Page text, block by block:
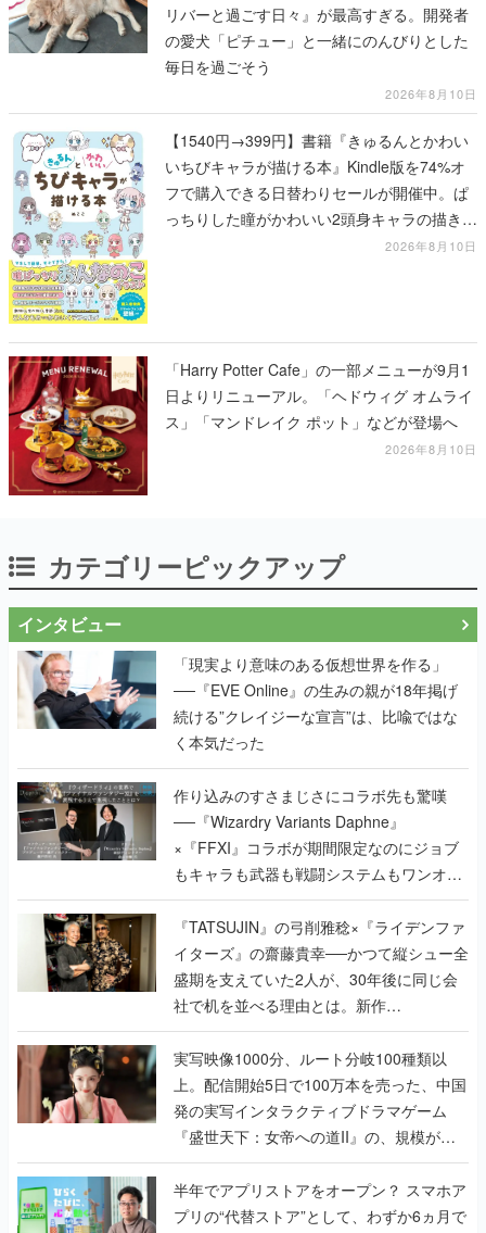
リバーと過ごす日々』が最高すぎる。開発者
の愛犬「ピチュー」と一緒にのんびりとした
毎日を過ごそう
2026年8月10日
【1540円→399円】書籍『きゅるんとかわい
いちびキャラが描ける本』Kindle版を74%オ
フで購入できる日替わりセールが開催中。ぱ
っちりした瞳がかわいい2頭身キャラの描き方
2026年8月10日
「Harry Potter Cafe」の一部メニューが9月1
日よりリニューアル。「ヘドウィグ オムライ
ス」「マンドレイク ポット」などが登場へ
2026年8月10日
カテゴリーピックアップ
インタビュー
「現実より意味のある仮想世界を作る」
──『EVE Online』の生みの親が18年掲げ
続ける”クレイジーな宣言”は、比喩ではな
く本気だった
作り込みのすさまじさにコラボ先も驚嘆
──『Wizardry Variants Daphne』
×『FFXI』コラボが期間限定なのにジョブ
もキャラも武器も戦闘システムもワンオフ
で作り込まれた理由を両ディレクターに聞
く
『TATSUJIN』の弓削雅稔×『ライデンファ
イターズ』の齋藤貴幸──かつて縦シュー全
盛期を支えていた2人が、30年後に同じ会
社で机を並べる理由とは。新作
『TATSUJIN EXTREME』で初タッグを組
んだレジェンド2人に訊く開発秘話
実写映像1000分、ルート分岐100種類以
上。配信開始5日で100万本を売った、中国
発の実写インタラクティブドラマゲーム
『盛世天下：女帝への道II』の、規模が違
うこだわりをプロデューサーに聞いた
半年でアプリストアをオープン？ スマホア
プリの“代替ストア”として、わずか6ヵ月で